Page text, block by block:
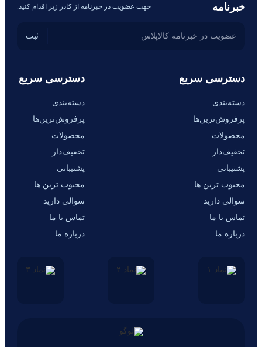
دسترسی سریع
دسته‌بندی
پرفروش‌ترین‌ها
محصولات
تخفیف‌دار
پشتیبانی
محبوب ترین ها
سوالی دارید
تماس با ما
درباره ما
خبرنامه جهت عضویت در خبرنامه از کادر زیر اقدام کنید.
دسترسی سریع
دسته‌بندی
پرفروش‌ترین‌ها
محصولات
تخفیف‌دار
پشتیبانی
محبوب ترین ها
سوالی دارید
تماس با ما
درباره ما